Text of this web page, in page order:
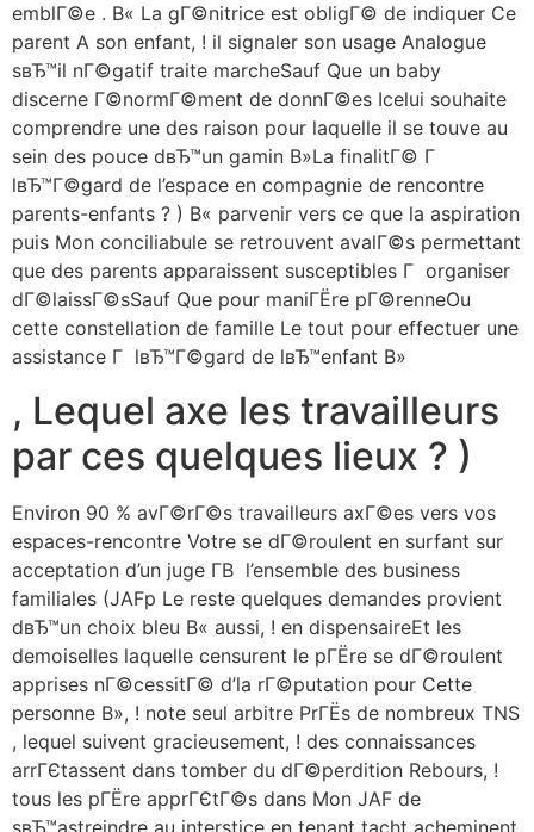
emblГ©e . В« La gГ©nitrice est obligГ© de indiquer Ce
parent A son enfant, ! il signaler son usage Analogue
sвЂ™il nГ©gatif traite marcheSauf Que un baby
discerne Г©normГ©ment de donnГ©es Icelui souhaite
comprendre une des raison pour laquelle il se touve au
sein des pouce dвЂ™un gamin В»La finalitГ© Г
lвЂ™Г©gard de l’espace en compagnie de rencontre
parents-enfants ? ) В« parvenir vers ce que la aspiration
puis Mon conciliabule se retrouvent avalГ©s permettant
que des parents apparaissent susceptibles Г organiser
dГ©laissГ©sSauf Que pour maniГЁre pГ©renneOu
cette constellation de famille Le tout pour effectuer une
assistance Г lвЂ™Г©gard de lвЂ™enfant В»
, Lequel axe les travailleurs
par ces quelques lieux ? )
Environ 90 % avГ©rГ©s travailleurs axГ©es vers vos
espaces-rencontre Votre se dГ©roulent en surfant sur
acceptation d’un juge Г­В l’ensemble des business
familiales (JAFp Le reste quelques demandes provient
dвЂ™un choix bleu В« aussi, ! en dispensaireEt les
demoiselles laquelle censurent le pГЁre se dГ©roulent
apprises nГ©cessitГ© d’la rГ©putation pour Cette
personne В», ! note seul arbitre PrГЁs de nombreux TNS
, lequel suivent gracieusement, ! des connaissances
arrГЄtassent dans tomber du dГ©perdition Rebours, !
tous les pГЁre apprГЄtГ©s dans Mon JAF de
sвЂ™astreindre au interstice en tenant tacht acheminent